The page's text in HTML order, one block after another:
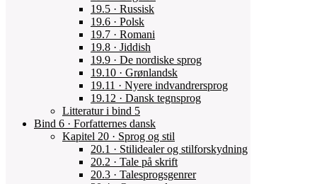
19.5 · Russisk
19.6 · Polsk
19.7 · Romani
19.8 · Jiddish
19.9 · De nordiske sprog
19.10 · Grønlandsk
19.11 · Nyere indvandrersprog
19.12 · Dansk tegnsprog
Litteratur i bind 5
Bind 6 · Forfatternes dansk
Kapitel 20 · Sprog og stil
20.1 · Stilidealer og stilforskydning
20.2 · Tale på skrift
20.3 · Talesprogsgenrer